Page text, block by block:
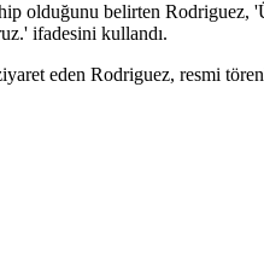
olduğunu belirten
ifadesini kullandı.
eden Rodriguez, resmi